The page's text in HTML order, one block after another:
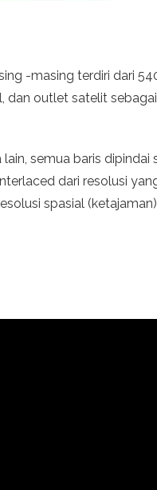
-masing terdiri dari
outlet satelit
semua baris
dari resolusi
spasial